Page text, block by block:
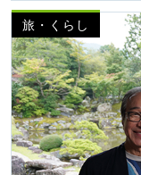
旅・くらし